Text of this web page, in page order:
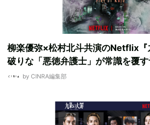
柳楽優弥×松村北斗共演のNetflix『
破りな「悪徳弁護士」が常識を覆
by CINRA編集部